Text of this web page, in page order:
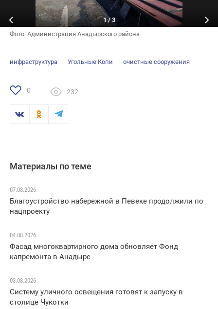
Фото: Администрация Анадырского района
1/3
инфраструктура Угольные Копи очистные сооружения
0 232
Материалы по теме
07.08.2026
Благоустройство набережной в Певеке продолжили по
нацпроекту
04.08.2026
Фасад многоквартирного дома обновляет Фонд
капремонта в Анадыре
03.08.2026
Систему уличного освещения готовят к запуску в
столице Чукотки